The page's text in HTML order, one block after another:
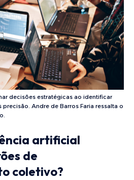
decisões estratégicas ao identificar
Andre de Barros Faria ressalta o
artificial
de
coletivo?